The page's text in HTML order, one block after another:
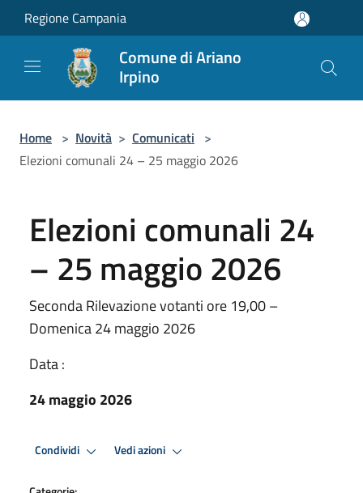
Salta al contenuto principale
Regione Campania
Comune di Ariano
Irpino
Home > Novità > Comunicati >
Elezioni comunali 24 – 25 maggio 2026
Elezioni comunali 24
– 25 maggio 2026
Seconda Rilevazione votanti ore 19,00 –
Domenica 24 maggio 2026
Data :
24 maggio 2026
Condividi Vedi azioni